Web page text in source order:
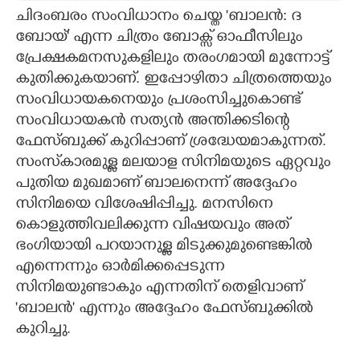
CARTOONS
LITERATURE
ZOOM
CONTACT US
ചിദംബരം സംവിധാനം ചെയ്ത 'ബാലൻ: ദ
ബോയ്' എന്ന ചിത്രം ബോക്സ് ഓഫീസിലും
പ്രേക്ഷകമനസുകളിലും തരംഗമായി മുന്നോട്ട്
കുതിക്കുകയാണ്. ഇപ്പോഴിതാ ചിത്രത്തെയും
സംവിധായകനെയും പ്രശംസിച്ചുകൊണ്ട്
സംവിധായകൻ സത്യൻ അന്തിക്കടിന്റെ
ഫേസ്ബുക്ക് കുറിപ്പാണ് ശ്രദ്ധേയമാകുന്നത്.
സംസ്‌കാരമുള്ള മലയാള സിനിമയുടെ ഏറ്റവും
പുതിയ മുഖമാണ് ബാലനെന്ന് അദ്ദേഹം
സിനിമയെ വിശേഷിപ്പിച്ചു. മനസിനെ
കൊളുത്തിവലിക്കുന്ന വിഷയവും അത്
ഭംഗിയായി പറയാനുള്ള മിടുക്കുമുണ്ടെങ്കിൽ
എന്നെന്നും ഓർമിക്കപ്പെടുന്ന
സിനിമയുണ്ടാകും എന്നതിന് തെളിവാണ്
'ബാലൻ' എന്നും അദ്ദേഹം ഫേസ്ബുക്കിൽ
കുറിച്ചു.